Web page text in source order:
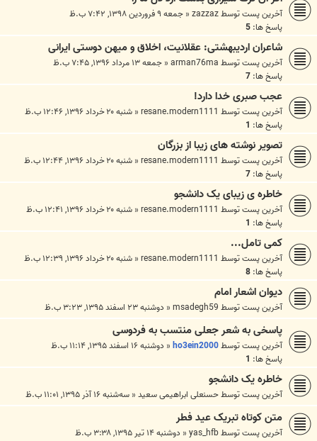
آخرین پست توسطzazzaz
« جمعه ۹ فروردین ۱۳۹۸, ۷:۴۲ ب.ظ
پاسخ ها: 5
شاعران اردیبهشتی: عقلانیت، اخلاق و میهن دوستی ایرانی
آخرین پست توسطarman76ma
« جمعه ۱۳ مرداد ۱۳۹۶, ۷:۴۵ ب.ظ
پاسخ ها: 7
عجب صبری خدا دارد!
آخرین پست توسطresane.modern1111
« شنبه ۲۰ خرداد ۱۳۹۶, ۱۲:۴۶ ب.ظ
پاسخ ها: 1
تصویر نوشته های زیبا از بزرگان
آخرین پست توسطresane.modern1111
« شنبه ۲۰ خرداد ۱۳۹۶, ۱۲:۴۴ ب.ظ
پاسخ ها: 7
خاطره ی زیبای یک دانشجو
آخرین پست توسطresane.modern1111
« شنبه ۲۰ خرداد ۱۳۹۶, ۱۲:۴۱ ب.ظ
پاسخ ها: 1
کمی تامل...
آخرین پست توسطresane.modern1111
« شنبه ۲۰ خرداد ۱۳۹۶, ۱۲:۳۹ ب.ظ
پاسخ ها: 8
دیوان اشعار امام
آخرین پست توسطmsadegh59
« دوشنبه ۲۳ اسفند ۱۳۹۵, ۳:۲۳ ب.ظ
پاسخی به شعر جعلی منتسب به فردوسی
آخرین پست توسطho3ein2000
« دوشنبه ۱۶ اسفند ۱۳۹۵, ۱۱:۱۴ ب.ظ
پاسخ ها: 1
خاطره یک دانشجو
آخرین پست توسطحسنعلی ابراهیمی سعید« سه‌شنبه ۱۶ آذر ۱۳۹۵, ۱۱:۰۱ ب.ظ
متن کوتاه تبریک عید فطر
آخرین پست توسطyas_hfb
« دوشنبه ۱۴ تیر ۱۳۹۵, ۳:۳۸ ب.ظ